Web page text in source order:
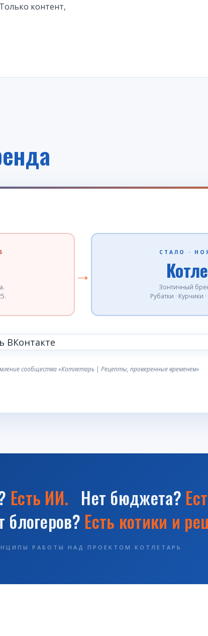
контент,
→
СТАЛО ·
Зонтичный
Рубатки · Курчики
сообщества «Котлетарь | Рецепты, проверенные временем»
Есть ИИ. Нет бюджета?
блогеров? Есть котики и
РАБОТЫ НАД ПРОЕКТОМ КОТЛЕТАРЬ